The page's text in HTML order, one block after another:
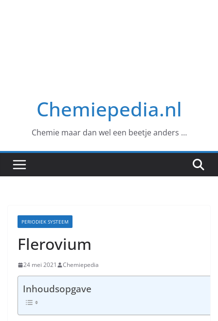
Chemiepedia.nl
Chemie maar dan wel een beetje anders …
PERIODIEK SYSTEEM
Flerovium
24 mei 2021 Chemiepedia
Inhoudsopgave